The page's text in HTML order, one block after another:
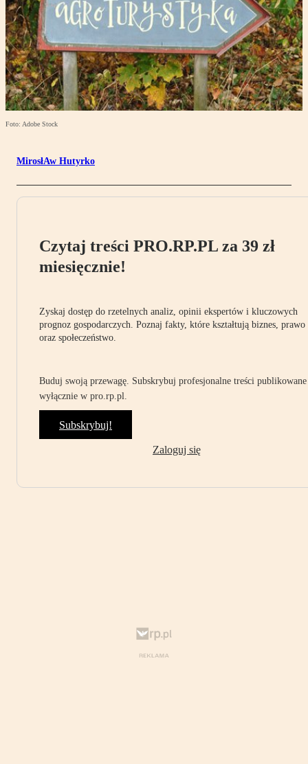
Foto: Adobe Stock
MirosłAw Hutyrko
Czytaj treści PRO.RP.PL za 39 zł
miesięcznie!
Zyskaj dostęp do rzetelnych analiz, opinii ekspertów i kluczowych
prognoz gospodarczych. Poznaj fakty, które kształtują biznes, prawo
oraz społeczeństwo.
Buduj swoją przewagę. Subskrybuj profesjonalne treści publikowane
wyłącznie w pro.rp.pl.
Subskrybuj!
Zaloguj się